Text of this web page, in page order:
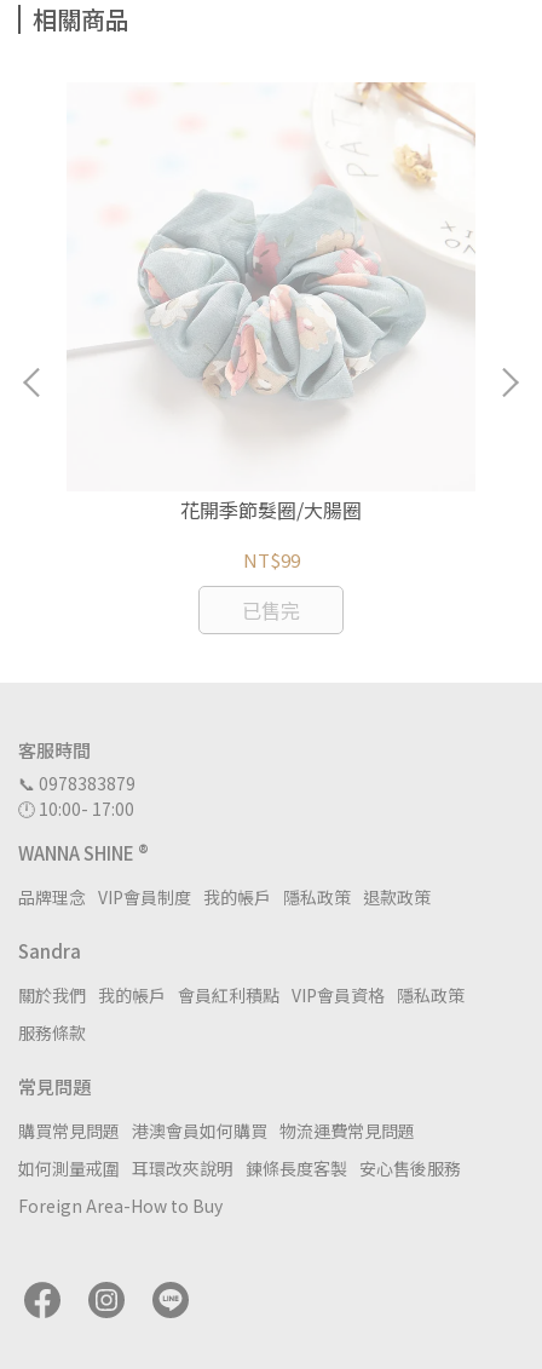
相關商品
花開季節髮圈/大腸圈
NT$99
已售完
客服時間
📞 0978383879
🕛 10:00- 17:00
WANNA SHINE ®
品牌理念 VIP會員制度 我的帳戶 隱私政策 退款政策
Sandra
關於我們 我的帳戶 會員紅利積點 VIP會員資格 隱私政策
服務條款
常見問題
購買常見問題 港澳會員如何購買 物流運費常見問題
如何測量戒圍 耳環改夾說明 鍊條長度客製 安心售後服務
Foreign Area-How to Buy